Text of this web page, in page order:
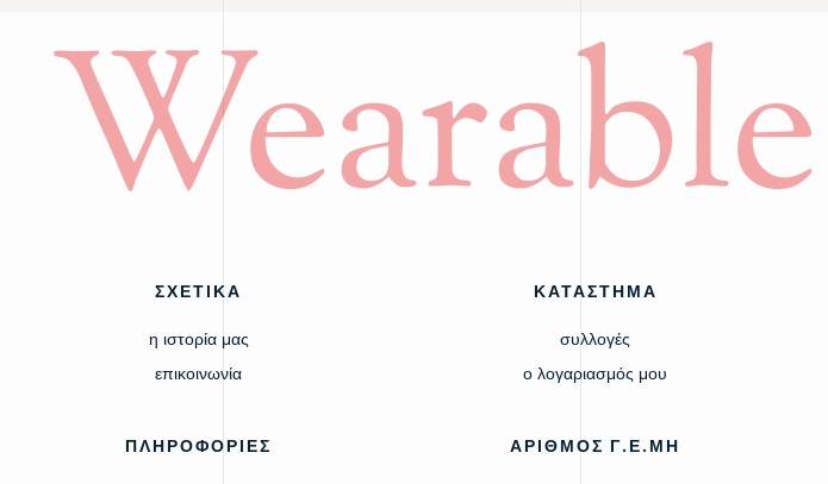
Wearable
ΣΧΕΤΙΚΑ
η ιστορία μας
επικοινωνία
ΚΑΤΑΣΤΗΜΑ
συλλογές
ο λογαριασμός μου
ΠΛΗΡΟΦΟΡΙΕΣ ΑΡΙΘΜΟΣ Γ.Ε.ΜΗ